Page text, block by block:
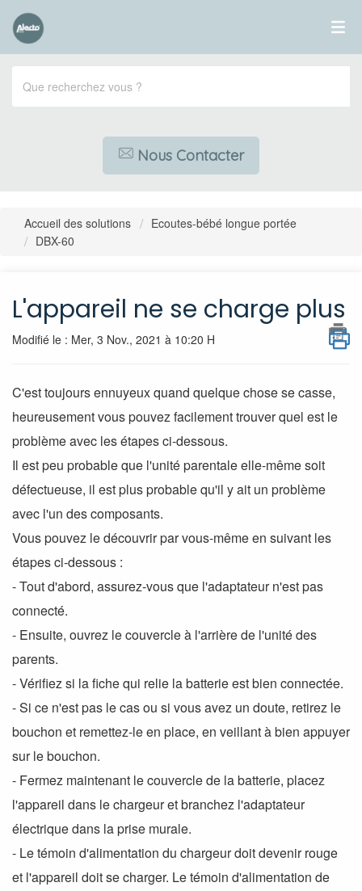
Nous Contacter
Accueil des solutions
Ecoutes-bébé longue portée
DBX-60
L'appareil ne se charge plus
Modifié le : Mer, 3 Nov., 2021 à 10:20 H
C'est toujours ennuyeux quand quelque chose se casse,
heureusement vous pouvez facilement trouver quel est le
problème avec les étapes ci-dessous.
Il est peu probable que l'unité parentale elle-même soit
défectueuse, il est plus probable qu'il y ait un problème
avec l'un des composants.
Vous pouvez le découvrir par vous-même en suivant les
étapes ci-dessous :
- Tout d'abord, assurez-vous que l'adaptateur n'est pas
connecté.
- Ensuite, ouvrez le couvercle à l'arrière de l'unité des
parents.
- Vérifiez si la fiche qui relie la batterie est bien connectée.
- Si ce n'est pas le cas ou si vous avez un doute, retirez le
bouchon et remettez-le en place, en veillant à bien appuyer
sur le bouchon.
- Fermez maintenant le couvercle de la batterie, placez
l'appareil dans le chargeur et branchez l'adaptateur
électrique dans la prise murale.
- Le témoin d'alimentation du chargeur doit devenir rouge
et l'appareil doit se charger. Le témoin d'alimentation de